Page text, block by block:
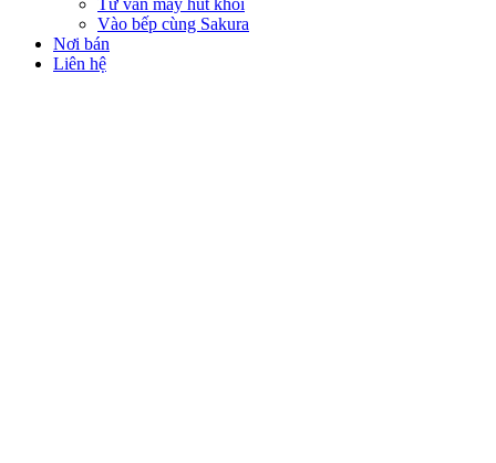
Tư vấn máy hút khói
Vào bếp cùng Sakura
Nơi bán
Liên hệ